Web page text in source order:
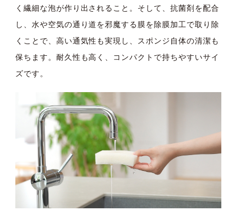
く繊細な泡が作り出されること。そして、抗菌剤を配合
し、水や空気の通り道を邪魔する膜を除膜加工で取り除
くことで、高い通気性も実現し、スポンジ自体の清潔も
保ちます。耐久性も高く、コンパクトで持ちやすいサイ
ズです。